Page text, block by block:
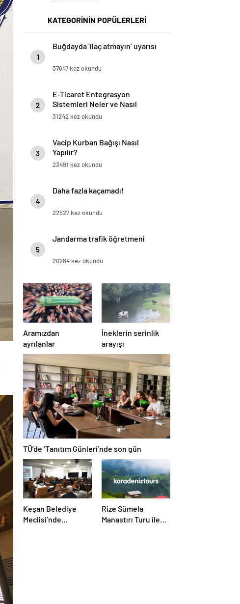
KATEGORİNİN POPÜLERLERİ
1
Buğdayda ‘ilaç atmayın’ uyarısı
37647 kez okundu
2
E-Ticaret Entegrasyon
Sistemleri Neler ve Nasıl
Yapılır?
31242 kez okundu
3
Vacip Kurban Bağışı Nasıl
Yapılır?
23491 kez okundu
4
Daha fazla kaçamadı!
22527 kez okundu
5
Jandarma trafik öğretmeni
20284 kez okundu
Aramızdan
ayrılanlar
İneklerin serinlik
arayışı
TÜ’de ‘Tanıtım Günleri’nde son gün
Keşan Belediye
Meclisi’nde
Rize Sümela
Manastırı Turu ile